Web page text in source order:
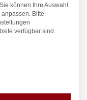
Sie können Ihre Auswahl
Bitte
verfügbar sind.
für die eine